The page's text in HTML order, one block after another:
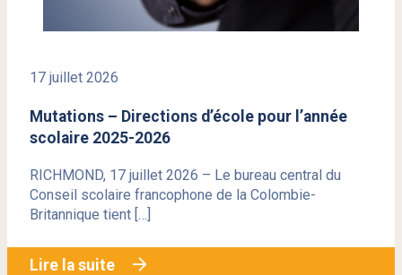
17 juillet 2026
Mutations – Directions d’école pour l’année
scolaire 2025-2026
RICHMOND, 17 juillet 2026 – Le bureau central du
Conseil scolaire francophone de la Colombie-
Britannique tient […]
Lire la suite